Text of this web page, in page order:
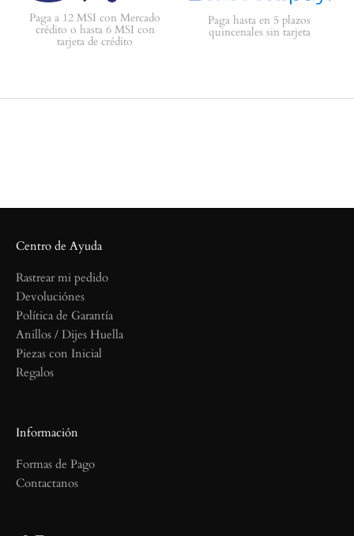
Paga a 12 MSI con Mercado
crédito o hasta 6 MSI con
tarjeta de crédito
Paga hasta en 5 plazos
quincenales sin tarjeta
Centro de Ayuda
Rastrear mi pedido
Devoluciónes
Política de Garantía
Anillos / Dijes Huella
Piezas con Inicial
Regalos
Información
Formas de Pago
Contactanos